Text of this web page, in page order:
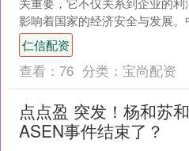
影响着国家的经济安全与发展。
为当今全球最大的大宗商品消费
口国之一，在全球大宗商品....
仁信配资
查看： 76 分类： 宝尚配资
点点盈 突发！杨和苏和
ASEN事件结束了？